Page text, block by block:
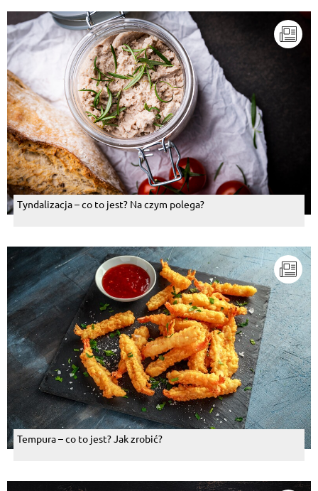
Renata Domańska, 05.08.2014
Mniam,mniam uwielbiam golonka ;)
Odpowiedz
Ela Piestrzynska, 05.08.2014
pychotka !! mniam ,mniam...:)
Odpowiedz
Teresa Kowalska, 05.08.2014
napewno pyszne sorry ale nie lubie golonki ale
smacznego
pychotka
Odpowiedz
Tyndalizacja – co to jest? Na czym polega?
Tempura – co to jest? Jak zrobić?